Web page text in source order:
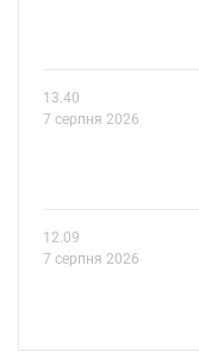
13.40
7 серпня 2026
12.09
7 серпня 2026